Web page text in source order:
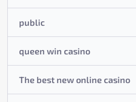
public
queen win casino
The best new online casino